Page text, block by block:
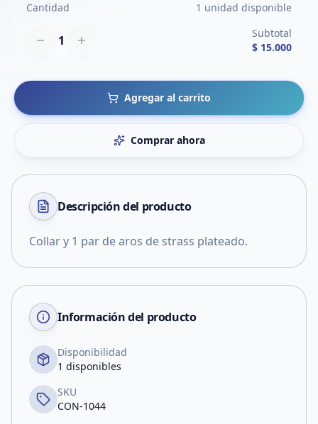
Cantidad 1 unidad disponible
1
Subtotal
$ 15.000
Agregar al carrito
Comprar ahora
Descripción del producto
Collar y 1 par de aros de strass plateado.
Información del producto
Disponibilidad
1 disponibles
SKU
CON-1044